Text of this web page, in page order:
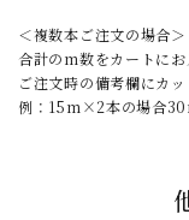
＜複数本ご注文の場合＞
合計のm数をカートにお
ご注文時の備考欄にカ
例：15m×2本の場合